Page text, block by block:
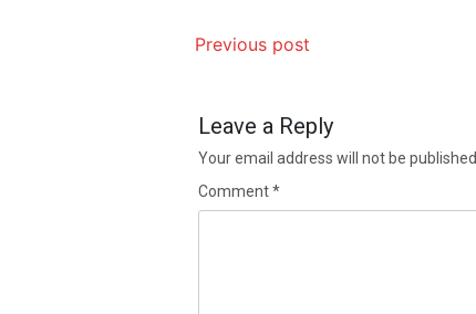
Previous post
Leave a Reply
Your email address will not be published.
Comment*